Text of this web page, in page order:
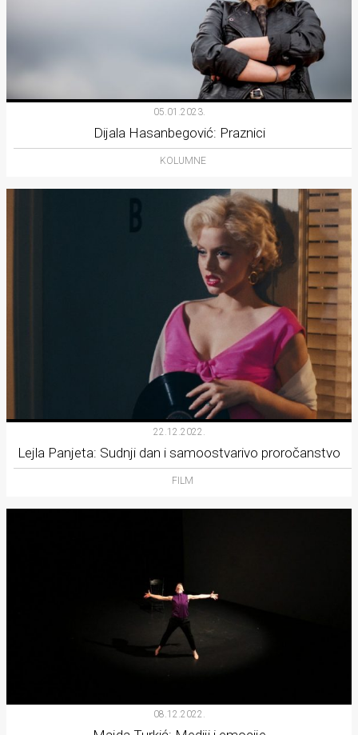
05.01.2023.
Dijala Hasanbegović: Praznici
KOLUMNE
22.12.2022.
Lejla Panjeta: Sudnji dan i samoostvarivo proročanstvo
FILM
08.12.2022.